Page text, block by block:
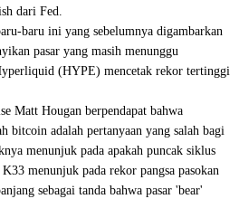
dari Fed.
baru ini yang sebelumnya digambarkan
pasar yang masih menunggu
(HYPE) mencetak rekor tertinggi
Matt Hougan berpendapat bahwa
bitcoin adalah pertanyaan yang salah bagi
menunjuk pada apakah puncak siklus
menunjuk pada rekor pangsa pasokan
sebagai tanda bahwa pasar 'bear'